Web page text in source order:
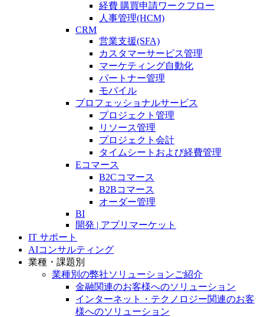
経費 購買申請ワークフロー
人事管理(HCM)
CRM
営業支援(SFA)
カスタマーサービス管理
マーケティング自動化
パートナー管理
モバイル
プロフェッショナルサービス
プロジェクト管理
リソース管理
プロジェクト会計
タイムシートおよび経費管理
Eコマース
B2Cコマース
B2Bコマース
オーダー管理
BI
開発 | アプリマーケット
IT サポート
AIコンサルティング
業種・課題別
業種別の弊社ソリューションご紹介
金融関連のお客様へのソリューション
インターネット・テクノロジー関連のお客
様へのソリューション